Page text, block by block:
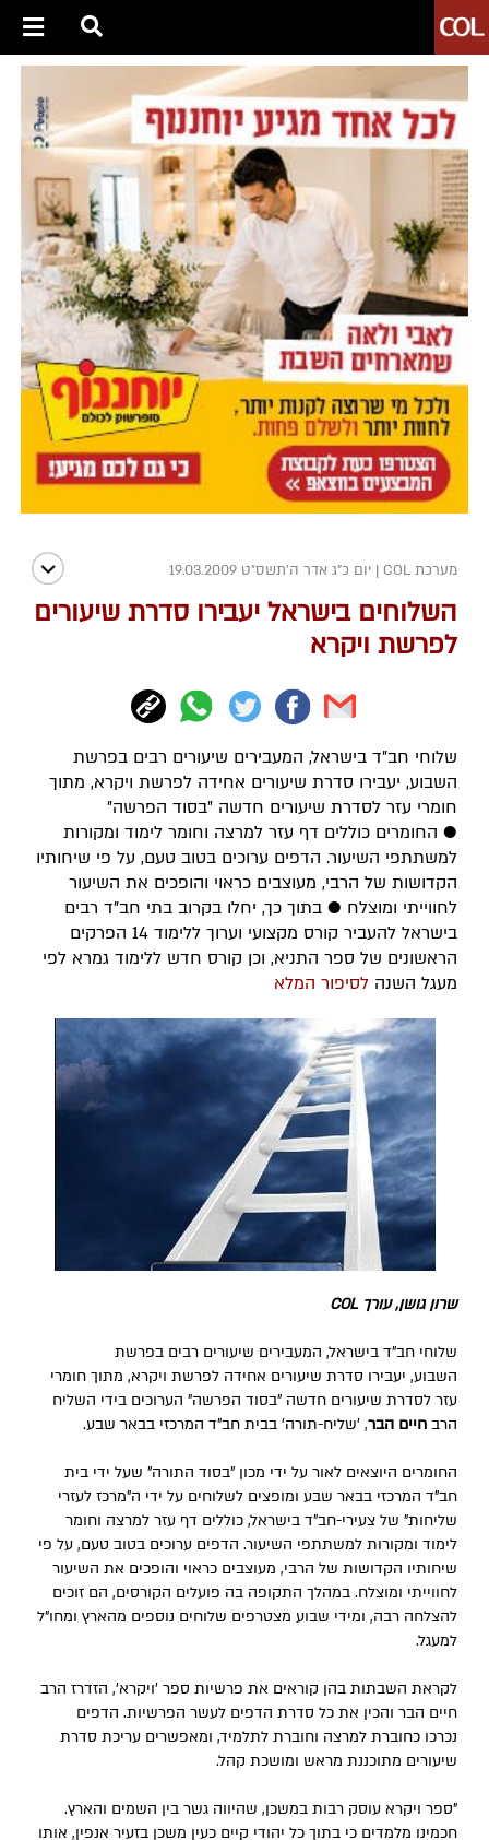
מערכת COL | יום כ"ג אדר ה׳תשס״ט 19.03.2009
השלוחים בישראל יעבירו סדרת שיעורים
לפרשת ויקרא
שלוחי חב"ד בישראל, המעבירים שיעורים רבים בפרשת
השבוע, יעבירו סדרת שיעורים אחידה לפרשת ויקרא, מתוך
חומרי עזר לסדרת שיעורים חדשה "בסוד הפרשה"
● החומרים כוללים דף עזר למרצה וחומר לימוד ומקורות
למשתתפי השיעור. הדפים ערוכים בטוב טעם, על פי שיחותיו
הקדושות של הרבי, מעוצבים כראוי והופכים את השיעור
לחווייתי ומוצלח ● בתוך כך, יחלו בקרוב בתי חב"ד רבים
בישראל להעביר קורס מקצועי וערוך ללימוד 14 הפרקים
הראשונים של ספר התניא, וכן קורס חדש ללימוד גמרא לפי
מעגל השנה לסיפור המלא
שרון גושן, עורך COL
שלוחי חב"ד בישראל, המעבירים שיעורים רבים בפרשת
השבוע, יעבירו סדרת שיעורים אחידה לפרשת ויקרא, מתוך חומרי
עזר לסדרת שיעורים חדשה "בסוד הפרשה" הערוכים בידי השליח
הרב חיים הבר, 'שליח-תורה' בבית חב"ד המרכזי בבאר שבע.
החומרים היוצאים לאור על ידי מכון "בסוד התורה" שעל ידי בית
חב"ד המרכזי בבאר שבע ומופצים לשלוחים על ידי ה"מרכז לעזרי
שליחות" של צעירי-חב"ד בישראל, כוללים דף עזר למרצה וחומר
לימוד ומקורות למשתתפי השיעור. הדפים ערוכים בטוב טעם, על פי
שיחותיו הקדושות של הרבי, מעוצבים כראוי והופכים את השיעור
לחווייתי ומוצלח. במהלך התקופה בה פועלים הקורסים, הם זוכים
להצלחה רבה, ומידי שבוע מצטרפים שלוחים נוספים מהארץ ומחו"ל
למעגל.
לקראת השבתות בהן קוראים את פרשיות ספר 'ויקרא', הזדרז הרב
חיים הבר והכין את כל סדרת הדפים לעשר הפרשיות. הדפים
נכרכו כחוברת למרצה וחוברת לתלמיד, ומאפשרים עריכת סדרת
שיעורים מתוכננת מראש ומושכת קהל.
"ספר ויקרא עוסק רבות במשכן, שהיווה גשר בין השמים והארץ.
חכמינו מלמדים כי בתוך כל יהודי קיים כעין משכן בזעיר אנפין, אותו